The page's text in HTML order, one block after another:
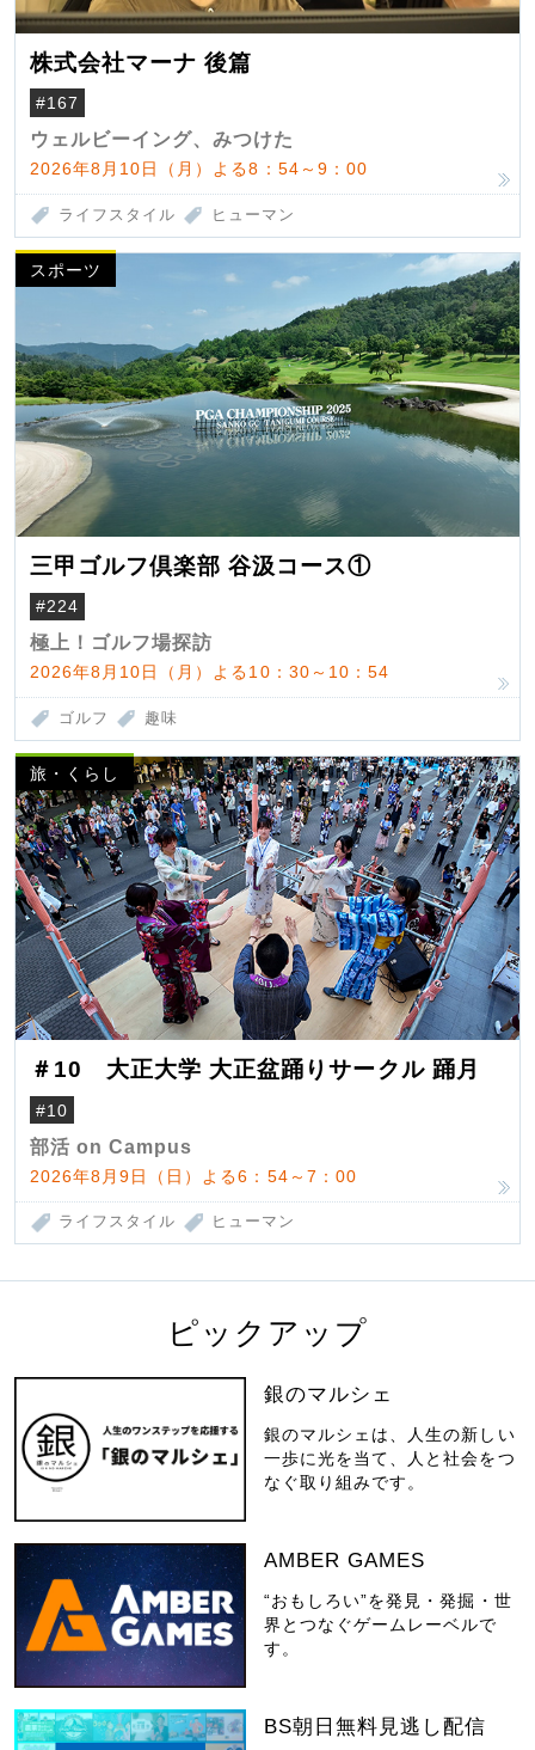
株式会社マーナ 後篇
#167
ウェルビーイング、みつけた
2026年8月10日（月）よる8：54～9：00
ライフスタイル ヒューマン
スポーツ
三甲ゴルフ倶楽部 谷汲コース①
#224
極上！ゴルフ場探訪
2026年8月10日（月）よる10：30～10：54
ゴルフ 趣味
旅・くらし
＃10 大正大学 大正盆踊りサークル 踊月
#10
部活 on Campus
2026年8月9日（日）よる6：54～7：00
ライフスタイル ヒューマン
ピックアップ
銀のマルシェ
銀のマルシェは、人生の新しい
一歩に光を当て、人と社会をつ
なぐ取り組みです。
AMBER GAMES
“おもしろい”を発見・発掘・世
界とつなぐゲームレーベルで
す。
BS朝日無料見逃し配信